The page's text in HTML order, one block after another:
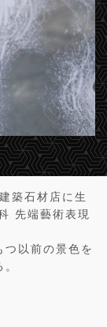
築石材店に生
先端藝術表現
以前の景色を